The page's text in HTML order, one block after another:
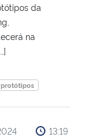
da
na
13:19